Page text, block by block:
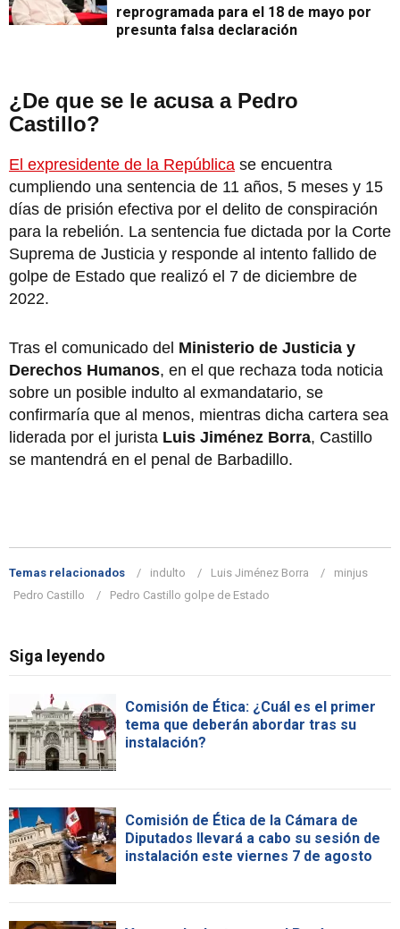
reprogramada para el 18 de mayo por
presunta falsa declaración
¿De que se le acusa a Pedro
Castillo?
El expresidente de la República se encuentra
cumpliendo una sentencia de 11 años, 5 meses y 15
días de prisión efectiva por el delito de conspiración
para la rebelión. La sentencia fue dictada por la Corte
Suprema de Justicia y responde al intento fallido de
golpe de Estado que realizó el 7 de diciembre de
2022.
Tras el comunicado del Ministerio de Justicia y
Derechos Humanos, en el que rechaza toda noticia
sobre un posible indulto al exmandatario, se
confirmaría que al menos, mientras dicha cartera sea
liderada por el jurista Luis Jiménez Borra, Castillo
se mantendrá en el penal de Barbadillo.
Temas relacionados indulto Luis Jiménez Borra
minjus
Pedro Castillo
Pedro Castillo golpe de Estado
Siga leyendo
Comisión de Ética: ¿Cuál es el primer
tema que deberán abordar tras su
instalación?
Comisión de Ética de la Cámara de
Diputados llevará a cabo su sesión de
instalación este viernes 7 de agosto